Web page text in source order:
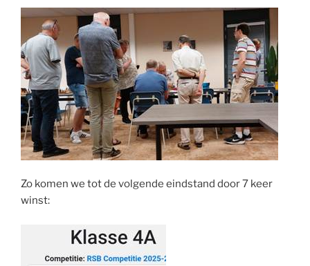
Zo komen we tot de volgende eindstand door 7 keer
winst: